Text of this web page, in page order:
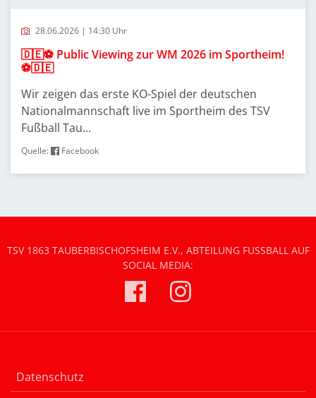
28.06.2026 | 14:30 Uhr
🇩🇪⚽ Public Viewing zur WM 2026 im Sportheim!
⚽🇩🇪
Wir zeigen das erste KO-Spiel der deutschen
Nationalmannschaft live im Sportheim des TSV
Fußball Tau...
Quelle: Facebook
TSV 1863 TAUBERBISCHOFSHEIM E.V., ABTEILUNG FUSSBALL AUF S
OCIAL MEDIA:
Datenschutz